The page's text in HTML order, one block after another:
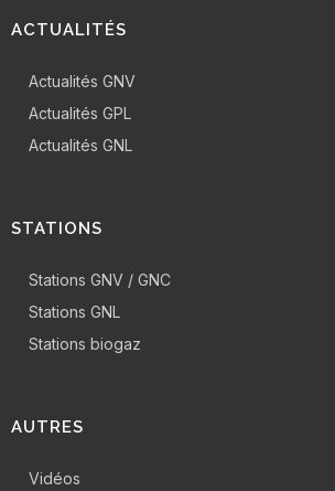
ACTUALITÉS
Actualités GNV
Actualités GPL
Actualités GNL
STATIONS
Stations GNV / GNC
Stations GNL
Stations biogaz
AUTRES
Vidéos